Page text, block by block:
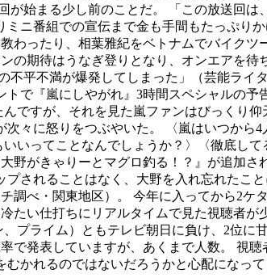
始まる少し前のことだ。 「この放送回
ニ番組での宣伝まで金も手間もたっぷり
ったり、相葉雅紀をベトナムでバイク
の期待はうなぎ登りとなり、オンエアを
平不満が爆発してしまった」（芸能ライ
で『嵐にしやがれ』3時間スペシャルの
ですが、それを見た嵐ファンはびっくり
々に怒りをつぶやいた。 〈嵐はいつから
いってことなんでしょうか？〉〈徹底し
野がきゃりーとマグロ釣る！？』が追加
されることはなく、大野を入れ忘れたこ
調べ・関東地区）。 今年に入ってから2ケ
たい仕打ちにリアルタイムで見た視聴者
プライム）ともテレビ朝日に負け、2位に
発表していますが、あくまで人数。 視
かれるのではないだろうかと心配になっ